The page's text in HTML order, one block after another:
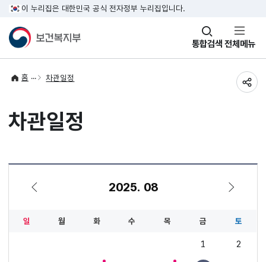
이 누리집은 대한민국 공식 전자정부 누리집입니다.
통합검색
창
열기 전체메뉴
홈 차관일정
차관일정
2025. 08
일 월 화 수 목 금 토
1 2